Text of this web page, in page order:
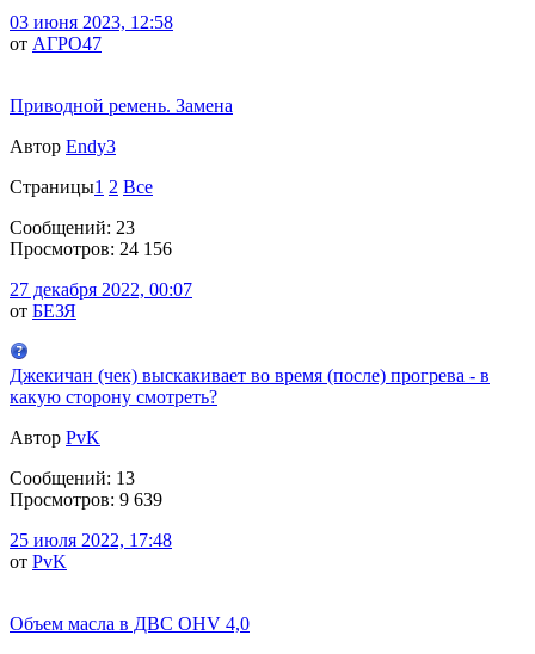
03 июня 2023, 12:58
от АГРО47
Приводной ремень. Замена
Автор Endy3
Страницы1 2 Все
Сообщений: 23
Просмотров: 24 156
27 декабря 2022, 00:07
от БЕЗЯ
Джекичан (чек) выскакивает во время (после) прогрева - в
какую сторону смотреть?
Автор PvK
Сообщений: 13
Просмотров: 9 639
25 июля 2022, 17:48
от PvK
Объем масла в ДВС OHV 4,0